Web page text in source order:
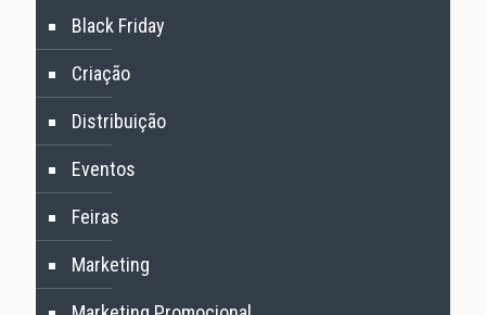
Black Friday
Criação
Distribuição
Eventos
Feiras
Marketing